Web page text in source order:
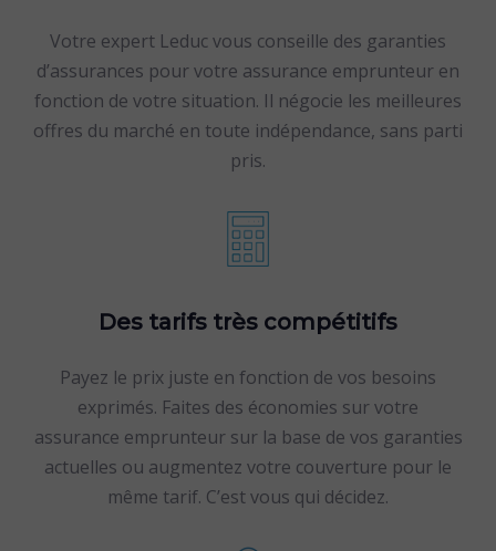
Votre expert Leduc vous conseille des garanties
d’assurances pour votre assurance emprunteur en
fonction de votre situation. Il négocie les meilleures
offres du marché en toute indépendance, sans parti
pris.
Des tarifs très compétitifs
Payez le prix juste en fonction de vos besoins
exprimés. Faites des économies sur votre
assurance emprunteur sur la base de vos garanties
actuelles ou augmentez votre couverture pour le
même tarif. C’est vous qui décidez.